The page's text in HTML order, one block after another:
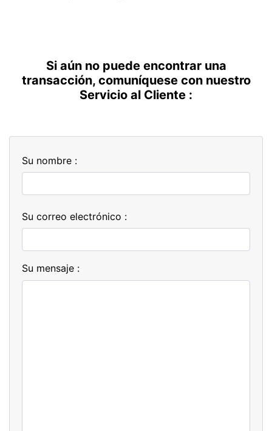
Si aún no puede encontrar una
transacción, comuníquese con nuestro
Servicio al Cliente :
Su nombre :
Su correo electrónico :
Su mensaje :